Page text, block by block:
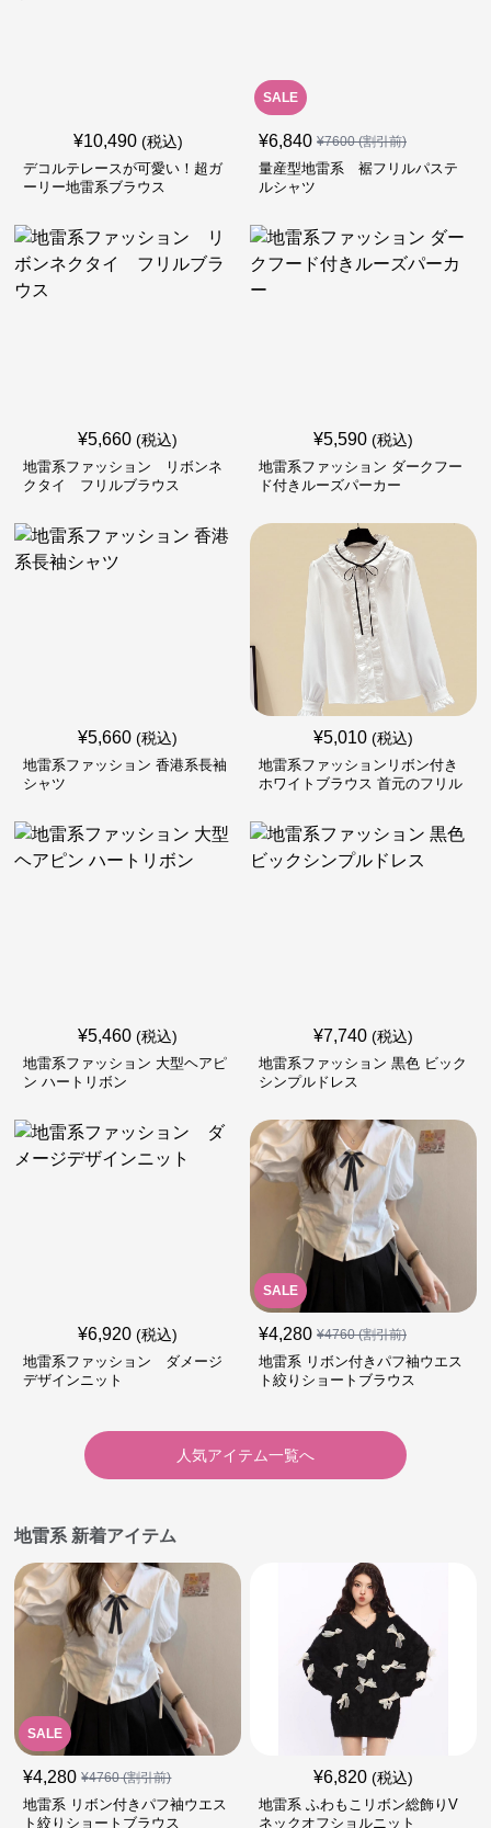
¥10,490 (税込)
デコルテレースが可愛い！超ガ
ーリー地雷系ブラウス
SALE
¥6,840 ¥7600(割引前)
量産型地雷系 裾フリルパステ
ルシャツ
¥5,660 (税込)
地雷系ファッション リボンネ
クタイ フリルブラウス
¥5,590 (税込)
地雷系ファッション ダークフー
ド付きルーズパーカー
¥5,660 (税込)
地雷系ファッション 香港系長袖
シャツ
¥5,010 (税込)
地雷系ファッションリボン付き
ホワイトブラウス 首元のフリル
¥5,460 (税込)
地雷系ファッション 大型ヘアピ
ン ハートリボン
¥7,740 (税込)
地雷系ファッション 黒色 ビック
シンプルドレス
¥6,920 (税込)
地雷系ファッション ダメージ
デザインニット
SALE
¥4,280 ¥4760(割引前)
地雷系 リボン付きパフ袖ウエス
ト絞りショートブラウス
人気アイテム一覧へ
地雷系 新着アイテム
SALE
¥4,280 ¥4760(割引前)
地雷系 リボン付きパフ袖ウエス
ト絞りショートブラウス
¥6,820 (税込)
地雷系 ふわもこリボン総飾りV
ネックオフショルニット